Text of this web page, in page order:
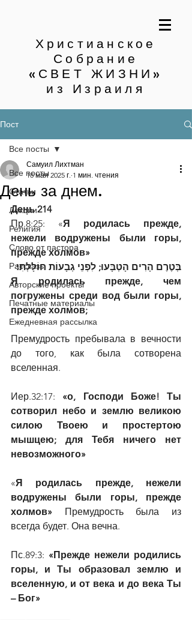
Христианское
Собрание
«СВЕТ ЖИЗНИ»
из Израиля
Пост
Все посты
Статьи
Лекции
Религия
Слово от пастора
Рассказы
Авторские проекты
Печатные материалы
Ежедневная рассылка
Все посты
День за днем.
Самуил Лихтман
18 мая 2025 г. 1 мин. чтения
День 214
Пр.8:25: «Я родилась прежде,
нежели водружены были горы,
прежде холмов»
בְּטֶרֶם הָרִים הָטְבָּעוּ; לִפְנֵי גְבָעוֹת חוֹלָלְתִּי׃
Я родилась прежде, чем
погружены среди вод были горы,
прежде холмов;
Премудрость пребывала в вечности
до того, как была сотворена
вселенная.
Иер.32:17: «о, Господи Боже! Ты
сотворил небо и землю великою
силою Твоею и простертою
мышцею; для Тебя ничего нет
невозможного»
«Я родилась прежде, нежели
водружены были горы, прежде
холмов» Премудрость была из
всегда будет. Она вечна.
Пс.89:3: «Прежде нежели родились
горы, и Ты образовал землю и
вселенную, и от века и до века Ты
– Бог»